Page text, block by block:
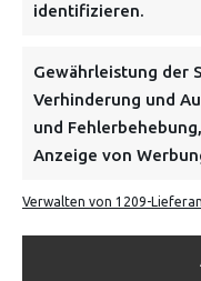
identifizieren.
Gewährleistung der
Verhinderung und
und
Anzeige von
Verwalten von 1209-
Danke, deine
FOLGE UNS
INFORMATIONEN